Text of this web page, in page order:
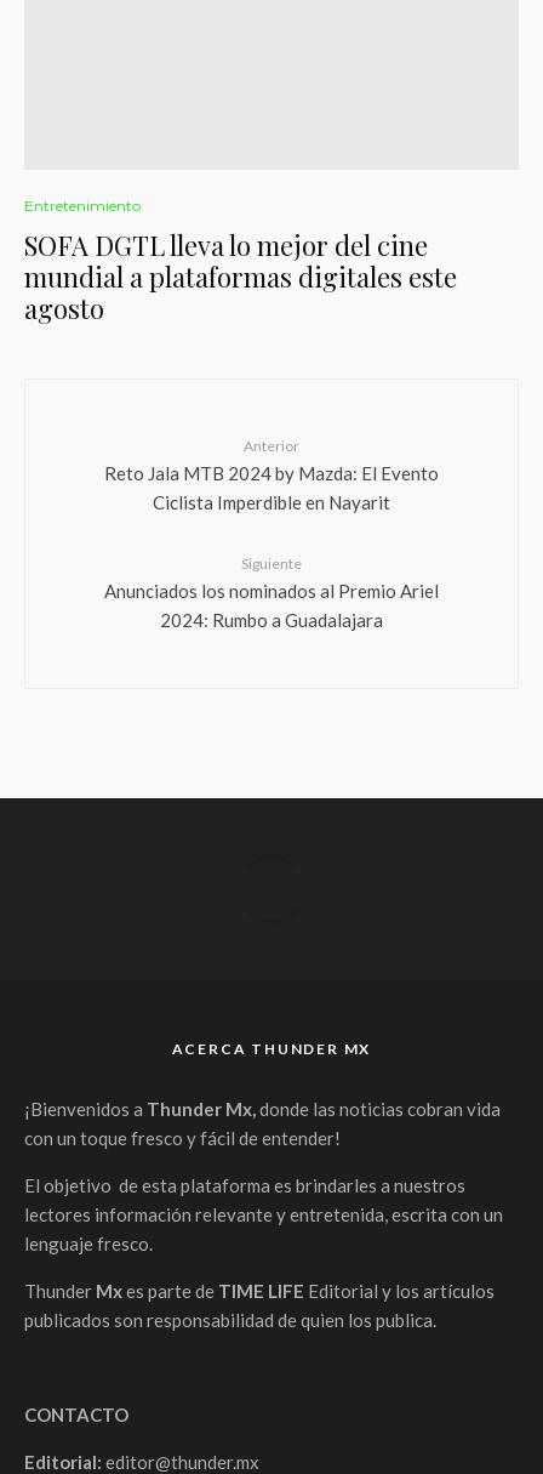
Entretenimiento
SOFA DGTL lleva lo mejor del cine
mundial a plataformas digitales este
agosto
Anterior
Reto Jala MTB 2024 by Mazda: El Evento
Ciclista Imperdible en Nayarit
Siguiente
Anunciados los nominados al Premio Ariel
2024: Rumbo a Guadalajara
ACERCA THUNDER MX
¡Bienvenidos a Thunder Mx,donde las noticias cobran vida
con un toque fresco y fácil de entender!
El objetivo de esta plataforma es brindarles a nuestros
lectores información relevante y entretenida, escrita con un
lenguaje fresco.
Thunder Mxes parte de TIME LIFE Editorial y los artículos
publicados son responsabilidad de quien los publica.
CONTACTO
Editorial: editor@thunder.mx